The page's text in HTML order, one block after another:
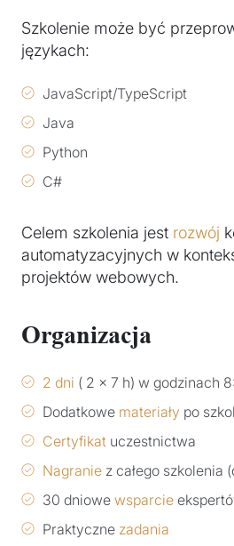
Szkolenie może być
językach:
JavaScript/TypeScript
Java
Python
C#
Celem szkolenia jest rozwój
automatyzacyjnych w
projektów webowych.
Organizacja
2 dni ( 2 x 7 h) w godzinach
Dodatkowe materiały po
Certyfikat uczestnictwa
Nagranie z całego szkolenia
30 dniowe wsparcie
Praktyczne zadania